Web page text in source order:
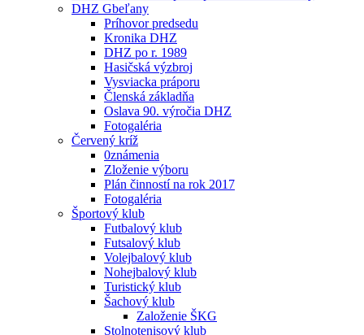
DHZ Gbeľany
Príhovor predsedu
Kronika DHZ
DHZ po r. 1989
Hasičská výzbroj
Vysviacka práporu
Členská základňa
Oslava 90. výročia DHZ
Fotogaléria
Červený kríž
0známenia
Zloženie výboru
Plán činností na rok 2017
Fotogaléria
Športový klub
Futbalový klub
Futsalový klub
Volejbalový klub
Nohejbalový klub
Turistický klub
Šachový klub
Založenie ŠKG
Stolnotenisový klub